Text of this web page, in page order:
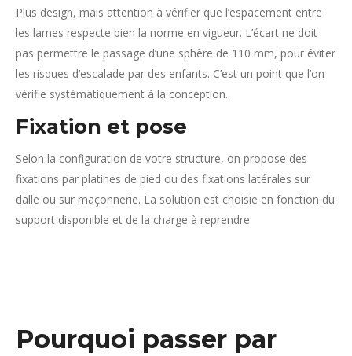
Plus design, mais attention à vérifier que l’espacement entre
les lames respecte bien la norme en vigueur. L’écart ne doit
pas permettre le passage d’une sphère de 110 mm, pour éviter
les risques d’escalade par des enfants. C’est un point que l’on
vérifie systématiquement à la conception.
Fixation et pose
Selon la configuration de votre structure, on propose des
fixations par platines de pied ou des fixations latérales sur
dalle ou sur maçonnerie. La solution est choisie en fonction du
support disponible et de la charge à reprendre.
Pourquoi passer par